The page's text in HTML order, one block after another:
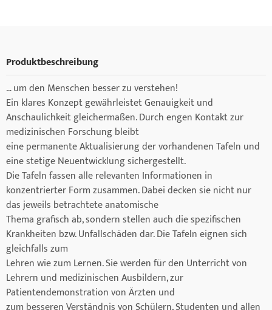
Produktbeschreibung
… um den Menschen besser zu verstehen!
Ein klares Konzept gewährleistet Genauigkeit und
Anschaulichkeit gleichermaßen. Durch engen Kontakt zur
medizinischen Forschung bleibt
eine permanente Aktualisierung der vorhandenen Tafeln und
eine stetige Neuentwicklung sichergestellt.
Die Tafeln fassen alle relevanten Informationen in
konzentrierter Form zusammen. Dabei decken sie nicht nur
das jeweils betrachtete anatomische
Thema grafisch ab, sondern stellen auch die spezifischen
Krankheiten bzw. Unfallschäden dar. Die Tafeln eignen sich
gleichfalls zum
Lehren wie zum Lernen. Sie werden für den Unterricht von
Lehrern und medizinischen Ausbildern, zur
Patientendemonstration von Ärzten und